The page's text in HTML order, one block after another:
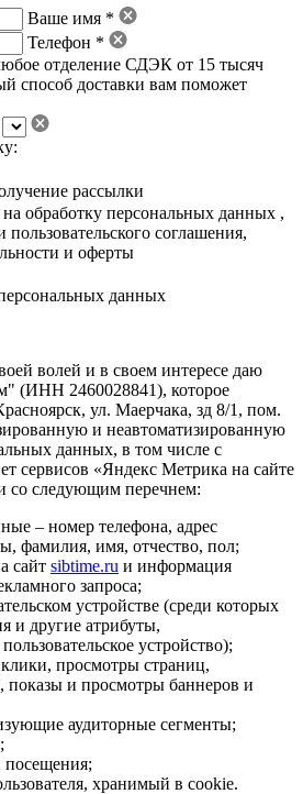
Ваше имя *
Телефон *
отделение СДЭК от 15 тысяч
способ доставки вам поможет
рассылки
на обработку персональных данных ,
соглашения,
и оферты
данных
волей и в своем интересе даю
(ИНН 2460028841), которое
ул. Маерчака, зд 8/1, пом.
и неавтоматизированную
данных, в том числе с
сервисов «Яндекс Метрика на сайте
со следующим перечнем:
– номер телефона, адрес
фамилия, имя, отчество, пол;
сайт sibtime.ru и информация
запроса;
устройстве (среди которых
и другие атрибуты,
устройство);
клики, просмотры страниц,
показы и просмотры баннеров и
аудиторные сегменты;
посещения;
хранимый в cookie.